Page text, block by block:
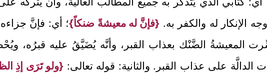
الإنكار له والكفر به. {فإنَّ له معيشةً ضنكاً}؛ أي: فإنَّ
المعيشةُ الضَّنْك بعذاب القبر، وأنَّه يُضَيَّقُ عليه قبرُه،
الدالَّة على عذاب القبر. والثانية: قوله تعالى: {ولو تَرَى إذِ